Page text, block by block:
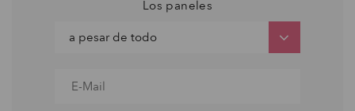
Los paneles